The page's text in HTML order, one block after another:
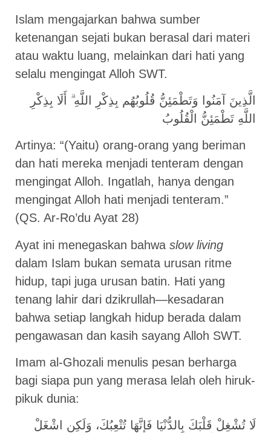
Islam mengajarkan bahwa sumber
ketenangan sejati bukan berasal dari materi
atau waktu luang, melainkan dari hati yang
selalu mengingat Alloh SWT.
الَّذِينَ آمَنُوا وَتَطْمَئِنُّ قُلُوبُهُم بِذِكْرِ اللَّهِ ۗ أَلَا بِذِكْرِ
اللَّهِ تَطْمَئِنُّ الْقُلُوبُ
Artinya: “(Yaitu) orang-orang yang beriman
dan hati mereka menjadi tenteram dengan
mengingat Alloh. Ingatlah, hanya dengan
mengingat Alloh hati menjadi tenteram.”
(QS. Ar-Ro’du Ayat 28)
Ayat ini menegaskan bahwa slow living
dalam Islam bukan semata urusan ritme
hidup, tapi juga urusan batin. Hati yang
tenang lahir dari dzikrullah—kesadaran
bahwa setiap langkah hidup berada dalam
pengawasan dan kasih sayang Alloh SWT.
Imam al-Ghozali menulis pesan berharga
bagi siapa pun yang merasa lelah oleh hiruk-
pikuk dunia:
لَا تُشْغِلْ قَلْبَكَ بِالدُّنْيَا فَإِنَّهَا تُتْعِبُكَ، وَلَكِنِ اشْغَلْ